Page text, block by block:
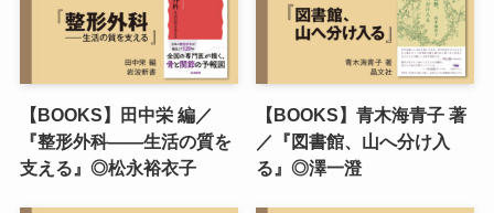
【BOOKS】田中栄 編／
『整形外科――生活の質を
支える』◎松永裕衣子
【BOOKS】青木海青子 著
／『図書館、山へ分け入
る』◎澤一澄